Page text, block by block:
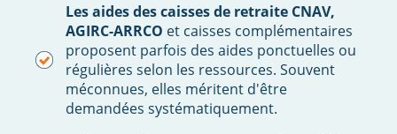
Les aides des caisses de retraite CNAV,
AGIRC-ARRCO et caisses complémentaires
proposent parfois des aides ponctuelles ou
régulières selon les ressources. Souvent
méconnues, elles méritent d'être
demandées systématiquement.